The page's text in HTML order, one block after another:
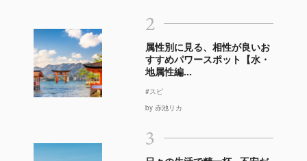
2
属性別に見る、相性が良いお
すすめパワースポット【水・
地属性編...
#スピ
by 赤池リカ
3